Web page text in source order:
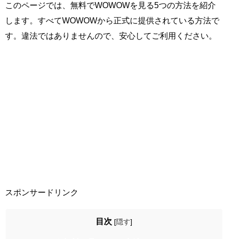
このページでは、無料でWOWOWを見る5つの方法を紹介
します。すべてWOWOWから正式に提供されている方法で
す。違法ではありませんので、安心してご利用ください。
スポンサードリンク
目次 [隠す]